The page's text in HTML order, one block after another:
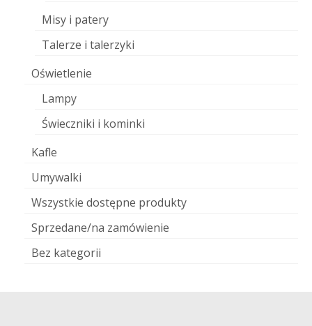
Misy i patery
Talerze i talerzyki
Oświetlenie
Lampy
Świeczniki i kominki
Kafle
Umywalki
Wszystkie dostępne produkty
Sprzedane/na zamówienie
Bez kategorii